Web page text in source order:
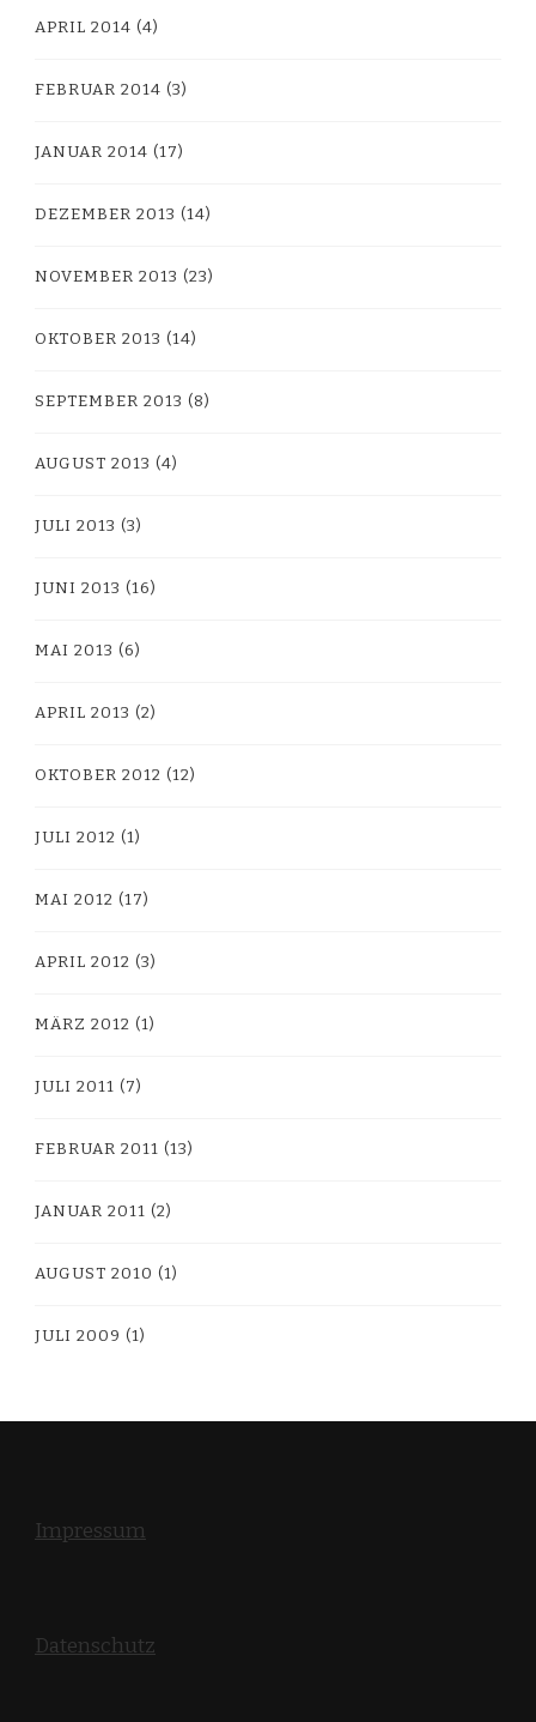
APRIL 2014 (4)
FEBRUAR 2014 (3)
JANUAR 2014 (17)
DEZEMBER 2013 (14)
NOVEMBER 2013 (23)
OKTOBER 2013 (14)
SEPTEMBER 2013 (8)
AUGUST 2013 (4)
JULI 2013 (3)
JUNI 2013 (16)
MAI 2013 (6)
APRIL 2013 (2)
OKTOBER 2012 (12)
JULI 2012 (1)
MAI 2012 (17)
APRIL 2012 (3)
MÄRZ 2012 (1)
JULI 2011 (7)
FEBRUAR 2011 (13)
JANUAR 2011 (2)
AUGUST 2010 (1)
JULI 2009 (1)
Impressum
Datenschutz